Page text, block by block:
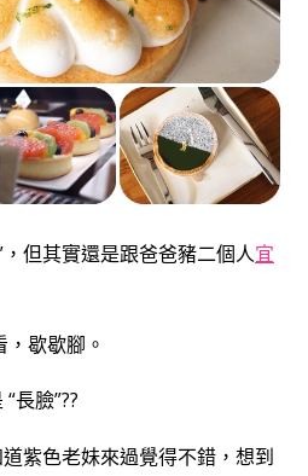
但其實還是跟爸爸豬二個人宜
，歇歇腳。
長臉”??
紫色老妹來過覺得不錯，想到